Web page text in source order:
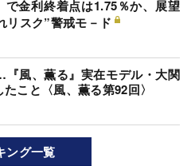
で金利終着点は1.75％か、展望
リスク”警戒モ－ド
風、薫る』実在モデル・大関
こと〈風、薫る第92回〉
ング一覧